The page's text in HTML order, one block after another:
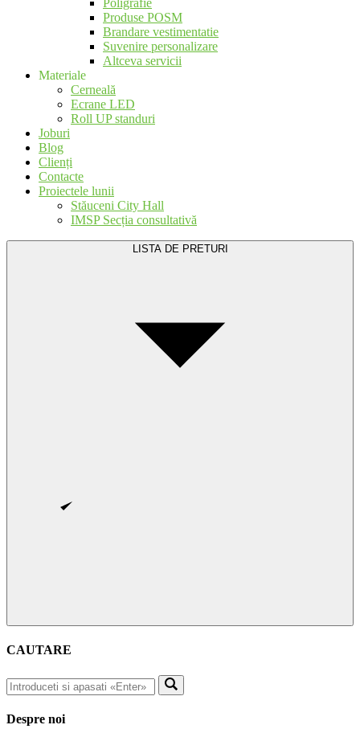
Poligrafie
Produse POSM
Brandare vestimentatie
Suvenire personalizare
Altceva servicii
Materiale
Cerneală
Ecrane LED
Roll UP standuri
Joburi
Blog
Clienți
Contacte
Proiectele lunii
Stăuceni City Hall
IMSP Secția consultativă
LISTA DE PRETURI
CAUTARE
Despre noi